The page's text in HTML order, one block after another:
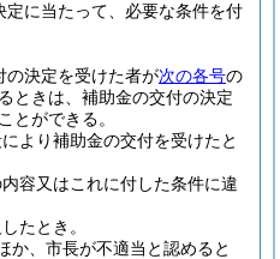
に当たって、必要な条件を付
の決定を受けた者が次の各号の
ときは、補助金の交付の決定
とができる。
より補助金の交付を受けたと
容又はこれに付した条件に違
たとき。
か、市長が不適当と認めると